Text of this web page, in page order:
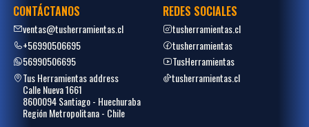
CONTÁCTANOS
ventas@tusherramientas.cl
+56990506695
56990506695
Tus Herramientas address
Calle Nueva 1661
8600094 Santiago - Huechuraba
Región Metropolitana - Chile
REDES SOCIALES
tusherramientas.cl
tusherramientas
TusHerramientas
tusherramientas.cl